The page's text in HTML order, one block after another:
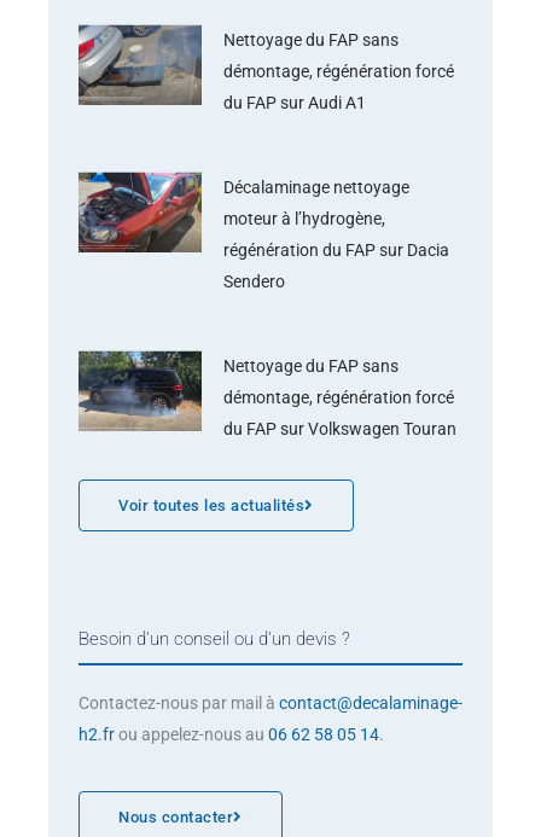
Nettoyage du FAP sans
démontage, régénération forcé
du FAP sur Audi A1
Décalaminage nettoyage
moteur à l’hydrogène,
régénération du FAP sur Dacia
Sendero
Nettoyage du FAP sans
démontage, régénération forcé
du FAP sur Volkswagen Touran
Voir toutes les actualités
Besoin d'un conseil ou d'un devis ?
Contactez-nous par mail à contact@decalaminage-
h2.frou appelez-nous au 06 62 58 05 14.
Nous contacter